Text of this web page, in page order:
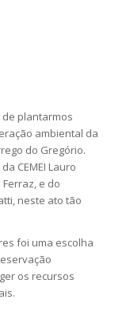
de plantarmos
ambiental da
do Gregório.
CEMEI Lauro
e do
neste ato tão
foi uma escolha
os recursos